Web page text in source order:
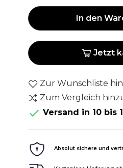
In den
Jetzt
Zur Wunschliste
Zum Vergleich
 Versand in 10 bis
Absolut sichere und